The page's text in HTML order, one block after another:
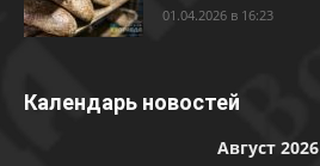
01.04.2026 в 16:23
Календарь новостей
Август 2026